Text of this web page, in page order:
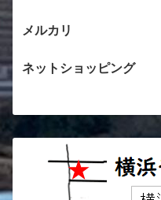
メルカリ
ネットショッピング